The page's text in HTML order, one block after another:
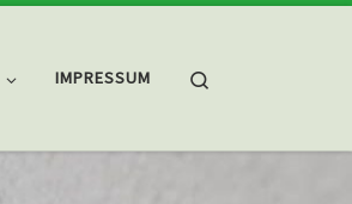
IMPRESSUM